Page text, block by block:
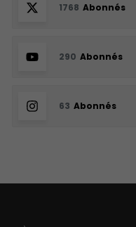
1768 Abonnés
290 Abonnés
63 Abonnés